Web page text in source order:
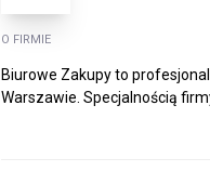
O FIRMIE
Biurowe Zakupy to
Warszawie. Specjalnością